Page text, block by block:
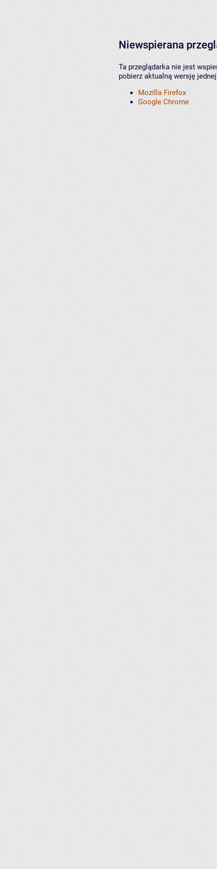
Niewspierana
Ta przeglądarka nie jest
pobierz aktualną wersję
Mozilla Firefox
Google Chrome